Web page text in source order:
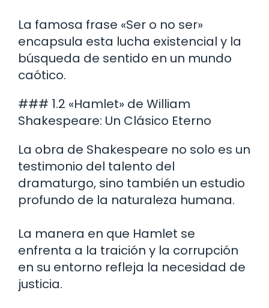
La famosa frase «Ser o no ser»
encapsula esta lucha existencial y la
búsqueda de sentido en un mundo
caótico.
### 1.2 «Hamlet» de William
Shakespeare: Un Clásico Eterno
La obra de Shakespeare no solo es un
testimonio del talento del
dramaturgo, sino también un estudio
profundo de la naturaleza humana.
La manera en que Hamlet se
enfrenta a la traición y la corrupción
en su entorno refleja la necesidad de
justicia.